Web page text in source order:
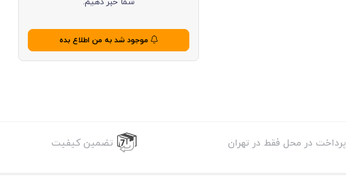
موجود شد به من اطلاع بده
پرداخت در محل فقط در تهران تضمین کیفیت